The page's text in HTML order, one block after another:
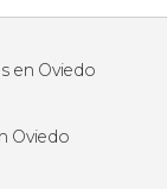
en Oviedo
Oviedo